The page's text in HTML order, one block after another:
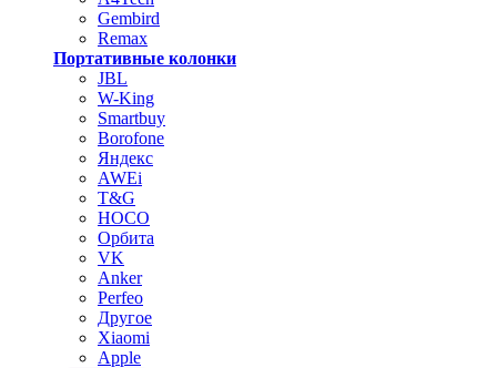
Gembird
Remax
Портативные колонки
JBL
W-King
Smartbuy
Borofone
Яндекс
AWEi
T&G
HOCO
Орбита
VK
Anker
Perfeo
Другое
Xiaomi
Apple